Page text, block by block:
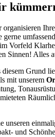
Vorfeld
Sinnen!
Grund
mit unserem
unseren
und